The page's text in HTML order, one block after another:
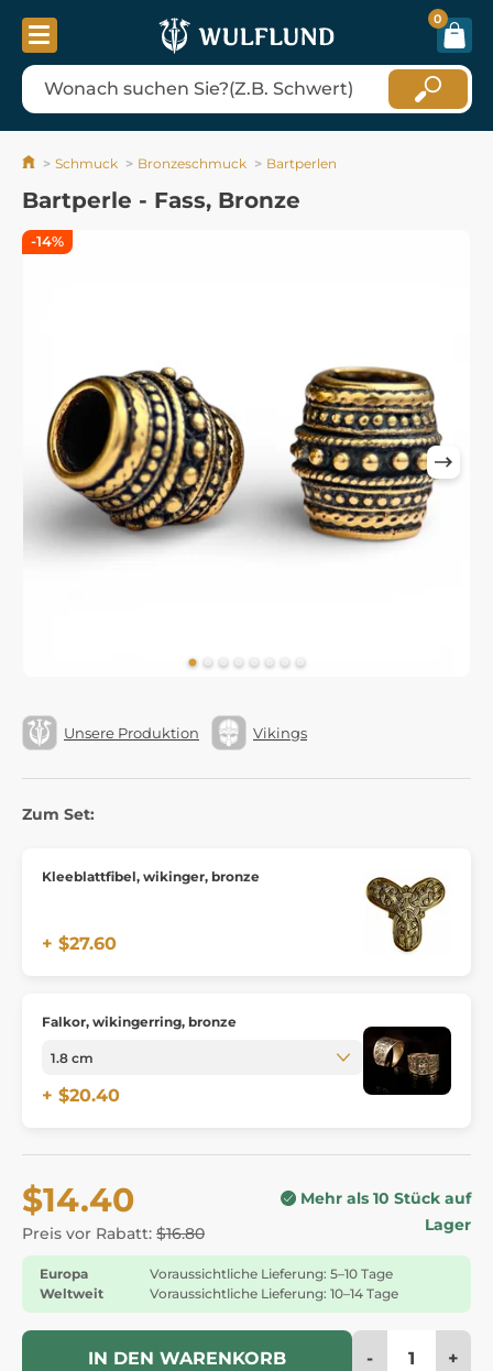
0
Schmuck Bronzeschmuck Bartperlen
Bartperle - Fass, Bronze
Unsere Produktion Vikings
Zum Set:
Kleeblattfibel, wikinger, bronze
+ $27.60
Falkor, wikingerring, bronze
+ $20.40
$14.40
Preis vor Rabatt: $16.80
Mehr als 10 Stück auf
Lager
Europa
Voraussichtliche Lieferung: 5–10 Tage
Weltweit
Voraussichtliche Lieferung: 10–14 Tage
IN DEN WARENKORB - +
-14%